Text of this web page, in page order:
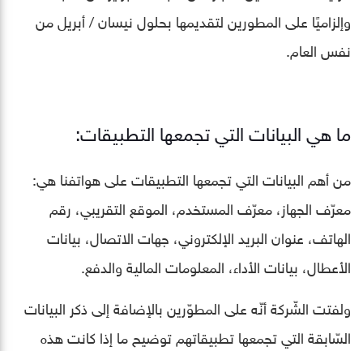
وإلزاميًا على المطورين لتقديمها بحلول نيسان / أبريل من
نفس العام.
ما هي البيانات التي تجمعها التطبيقات:
من أهم البيانات التي تجمعها التطبيقات على هواتفنا هي:
معرّف الجهاز، معرّف المستخدم، الموقع التقريبي، رقم
الهاتف، عنوان البريد الإلكتروني، جهات الاتصال، بيانات
الأعطال، بيانات الأداء، المعلومات المالية والدفع.
ولفتت الشّركة أنّه على المطوّرين بالإضافة إلى ذكر البيانات
السّابقة التي تجمعها تطبيقاتهم توضيح ما إذا كانت هذه